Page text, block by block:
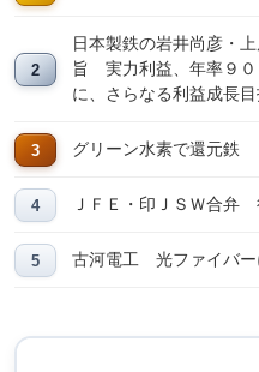
日本製鉄の岩井尚彦・
旨 実力利益、年率９
に、さらなる利益成長
グリーン水素で還元鉄
ＪＦＥ・印ＪＳＷ合弁
古河電工 光ファイバー